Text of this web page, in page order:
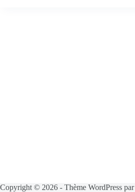
Copyright © 2026 - Thème WordPress par